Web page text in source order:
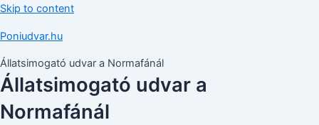
Skip to content
Poniudvar.hu
Állatsimogató udvar a Normafánál
Állatsimogató udvar a
Normafánál